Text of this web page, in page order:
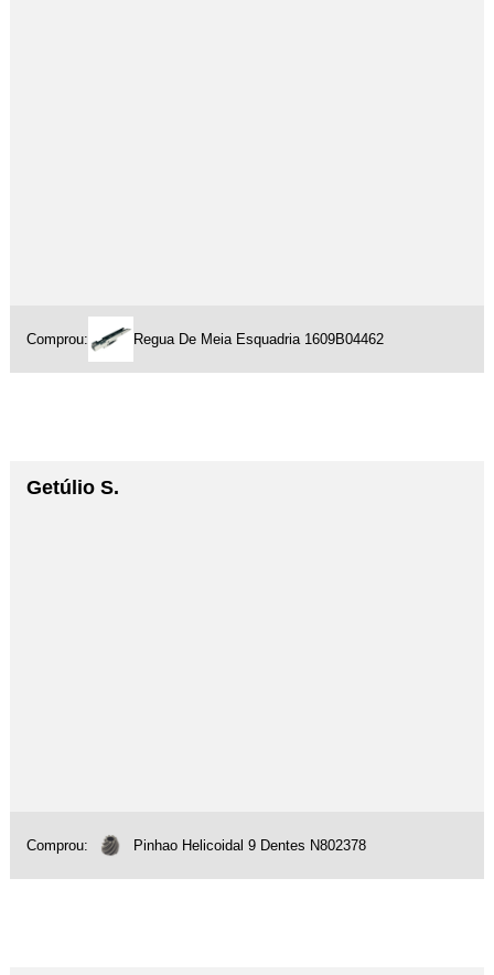
Comprou: Regua De Meia Esquadria 1609B04462
Getúlio S.
Comprou: Pinhao Helicoidal 9 Dentes N802378